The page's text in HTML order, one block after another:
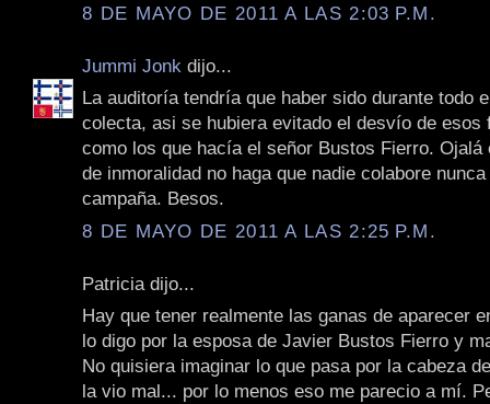
8 DE MAYO DE 2011 A LAS 2:03 P.M.
Jummi Jonk dijo...
La auditoría tendría que haber sido durante todo
colecta, asi se hubiera evitado el desvío de esos
como los que hacía el señor Bustos Fierro. Ojalá
de inmoralidad no haga que nadie colabore
campaña. Besos.
8 DE MAYO DE 2011 A LAS 2:25 P.M.
Patricia dijo...
Hay que tener realmente las ganas de aparecer
lo digo por la esposa de Javier Bustos Fierro y
No quisiera imaginar lo que pasa por la cabeza
la vio mal... por lo menos eso me parecio a mí.